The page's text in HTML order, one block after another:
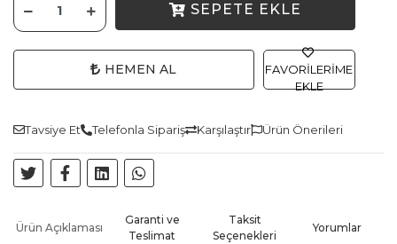
SEPETE EKLE
HEMEN AL
FAVORILERIME
EKLE
Tavsiye Et Telefonla Sipariş Karşılaştır Ürün Önerileri
Ürün Açıklaması
Garanti ve
Teslimat
Taksit
Seçenekleri
Yorumlar